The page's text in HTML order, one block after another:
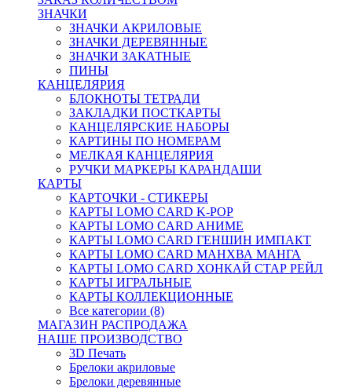
ЗНАЧКИ
ЗНАЧКИ АКРИЛОВЫЕ
ЗНАЧКИ ДЕРЕВЯННЫЕ
ЗНАЧКИ ЗАКАТНЫЕ
ПИНЫ
КАНЦЕЛЯРИЯ
БЛОКНОТЫ ТЕТРАДИ
ЗАКЛАДКИ ПОСТКАРТЫ
КАНЦЕЛЯРСКИЕ НАБОРЫ
КАРТИНЫ ПО НОМЕРАМ
МЕЛКАЯ КАНЦЕЛЯРИЯ
РУЧКИ МАРКЕРЫ КАРАНДАШИ
КАРТЫ
КАРТОЧКИ - СТИКЕРЫ
КАРТЫ LOMO CARD K-POP
КАРТЫ LOMO CARD АНИМЕ
КАРТЫ LOMO CARD ГЕНШИН ИМПАКТ
КАРТЫ LOMO CARD МАНХВА МАНГА
КАРТЫ LOMO CARD ХОНКАЙ СТАР РЕЙЛ
КАРТЫ ИГРАЛЬНЫЕ
КАРТЫ КОЛЛЕКЦИОННЫЕ
Все категории (8)
МАГАЗИН РАСПРОДАЖА
НАШЕ ПРОИЗВОДСТВО
3D Печать
Брелоки акриловые
Брелоки деревянные